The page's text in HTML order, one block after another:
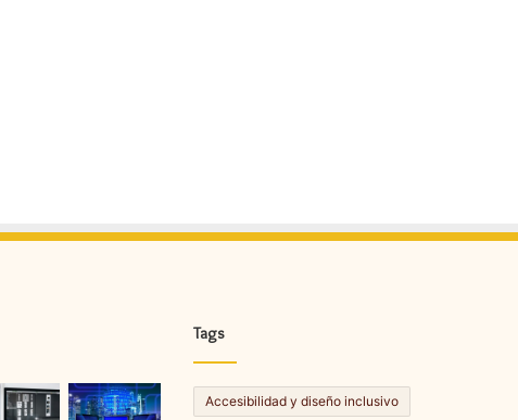
Tags
Accesibilidad y diseño inclusivo